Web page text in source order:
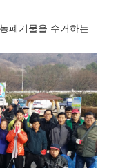
폐기물을 수거하는